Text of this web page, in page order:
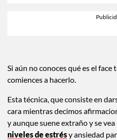
Si aún no conoces qué es el face
Esta técnica, que consiste en
cara mientras decimos
y aunque suene extraño y se